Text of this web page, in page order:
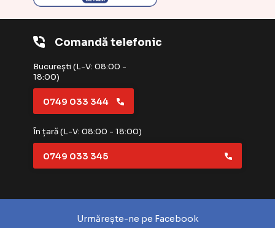
Comandă telefonic
București (L-V: 08:00 -
18:00)
0749 033 344
În țară (L-V: 08:00 - 18:00)
0749 033 345
Urmărește-ne pe Facebook